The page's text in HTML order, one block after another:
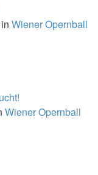
Wiener Opernball
Wiener Opernball